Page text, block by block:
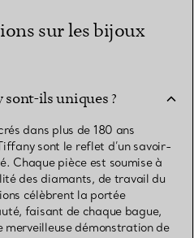
sur les bijoux
ils uniques ?
dans plus de 180 ans
sont le reflet d’un savoir-
Chaque pièce est soumise à
des diamants, de travail du
célèbrent la portée
faisant de chaque bague,
démonstration de